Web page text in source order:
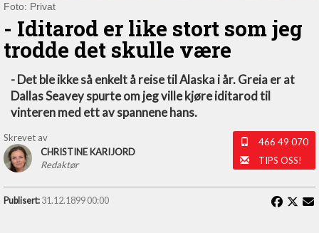
Foto: Privat
- Iditarod er like stort som jeg
trodde det skulle være
- Det ble ikke så enkelt å reise til Alaska i år. Greia er at
Dallas Seavey spurte om jeg ville kjøre iditarod til
vinteren med ett av spannene hans.
Skrevet av
CHRISTINE KARIJORD
Redaktør
466 49 070
TIPS OSS!
Publisert: 31.12.1899 00:00